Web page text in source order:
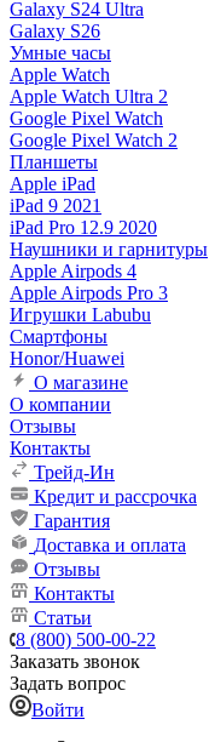
Galaxy S24 Ultra
Galaxy S26
Умные часы
Apple Watch
Apple Watch Ultra 2
Google Pixel Watch
Google Pixel Watch 2
Планшеты
Apple iPad
iPad 9 2021
iPad Pro 12.9 2020
Наушники и гарнитуры
Apple Airpods 4
Apple Airpods Pro 3
Игрушки Labubu
Смартфоны
Honor/Huawei
О магазине
О компании
Отзывы
Контакты
Трейд-Ин
Кредит и рассрочка
Гарантия
Доставка и оплата
Отзывы
Контакты
Статьи
8 (800) 500-00-22
Заказать звонок
Задать вопрос
Войти